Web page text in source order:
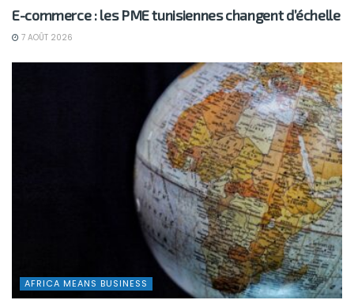
E-commerce : les PME tunisiennes changent d’échelle
7 AOÛT 2026
AFRICA MEANS BUSINESS